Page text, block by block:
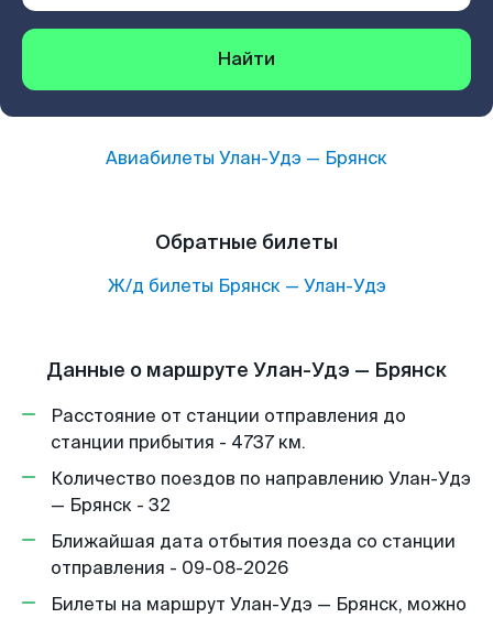
Найти
Авиабилеты Улан-Удэ — Брянск
Обратные билеты
Ж/д билеты Брянск— Улан-Удэ
Данные о маршруте Улан-Удэ — Брянск
Расстояние от станции отправления до
станции прибытия - 4737 км.
Количество поездов по направлению Улан-Удэ
— Брянск - 32
Ближайшая дата отбытия поезда со станции
отправления - 09-08-2026
Билеты на маршрут Улан-Удэ — Брянск, можно